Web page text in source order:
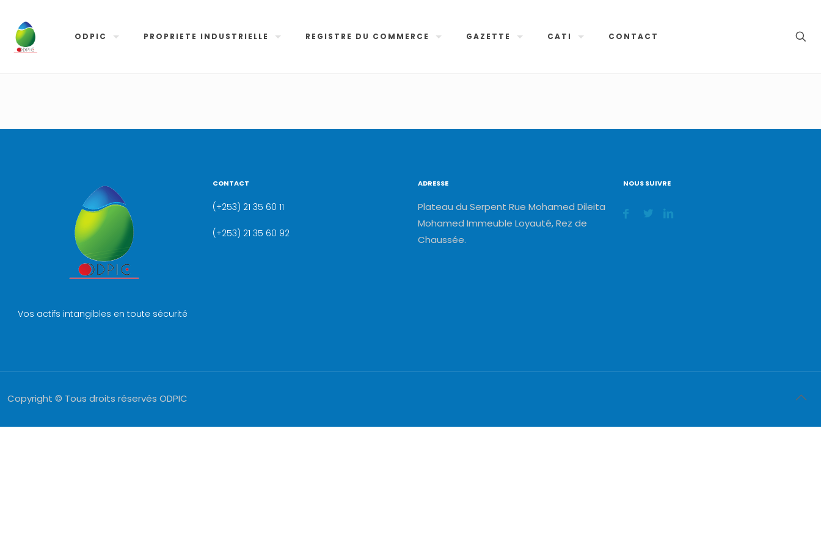
ODPIC PROPRIETE INDUSTRIELLE REGISTRE DU COMMERCE GAZETTE CATI CONTACT
Vos actifs intangibles en toute sécurité
CONTACT
(+253) 21 35 60 11
(+253) 21 35 60 92
ADRESSE
Plateau du Serpent Rue Mohamed Dileita
Mohamed Immeuble Loyauté, Rez de
Chaussée.
NOUS SUIVRE
Copyright © Tous droits réservés ODPIC